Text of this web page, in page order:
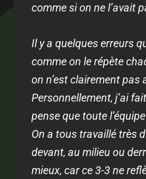
comme si on ne l’avait
Il y a quelques erreurs
comme on le répète
on n’est clairement pas
Personnellement, j’ai
pense que toute
On a tous travaillé très
devant, au milieu ou
mieux, car ce 3-3 ne